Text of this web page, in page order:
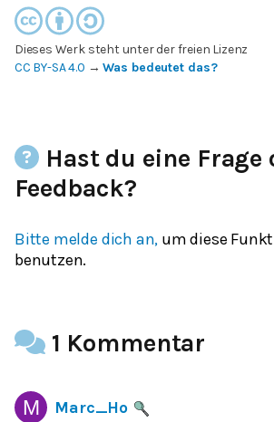
Dieses Werk steht unter der freien Lizenz
CC BY-SA 4.0 →Was bedeutet das?
Hast du eine Frage
Feedback?
Bitte melde dich an, um diese
benutzen.
1 Kommentar
Marc_Ho